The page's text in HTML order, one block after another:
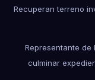
Recuperan terreno
Representante de
culminar